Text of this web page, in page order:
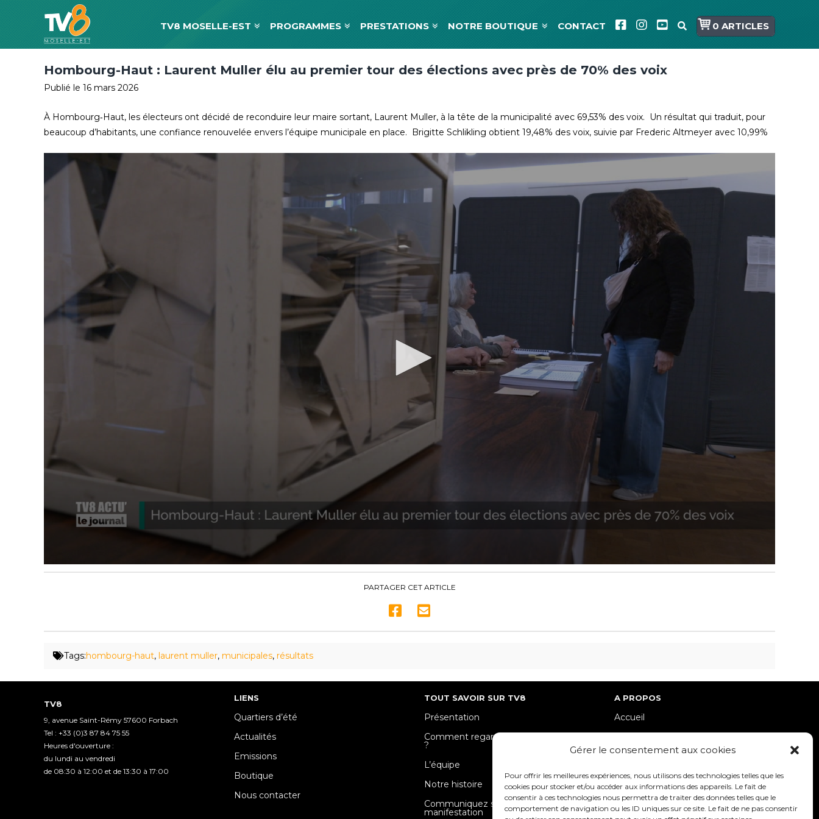
Gérer le consentement aux cookies
Pour offrir les meilleures expériences, nous utilisons des technologies telles que les
cookies pour stocker et/ou accéder aux informations des appareils. Le fait de
consentir à ces technologies nous permettra de traiter des données telles que le
comportement de navigation ou les ID uniques sur ce site. Le fait de ne pas consentir
TV8 MOSELLE-EST PROGRAMMES PRESTATIONS NOTRE BOUTIQUE CONTACT 0 ARTICLES
Hombourg-Haut : Laurent Muller élu au premier tour des élections avec près de 70% des voix
Publié le 16 mars 2026
À Hombourg‑Haut, les électeurs ont décidé de reconduire leur maire sortant, Laurent Muller, à la tête de la municipalité avec 69,53% des voix. Un résultat qui traduit, pour
beaucoup d’habitants, une confiance renouvelée envers l’équipe municipale en place. Brigitte Schlikling obtient 19,48% des voix, suivie par Frederic Altmeyer avec 10,99%
PARTAGER CET ARTICLE
Tags:hombourg-haut, laurent muller, municipales, résultats
TV8
9, avenue Saint-Rémy 57600 Forbach
Tel : +33 (0)3 87 84 75 55
Heures d'ouverture :
du lundi au vendredi
de 08:30 à 12:00 et de 13:30 à 17:00
LIENS
Quartiers d’été
Actualités
Emissions
Boutique
Nous contacter
TOUT SAVOIR SUR TV8
Présentation
Comment regarder TV8 Moselle-Est
?
L’équipe
Notre histoire
Communiquez sur votre
manifestation
A PROPOS
Accueil
Mentions Légales / Crédits
Politique de cookies (UE)
Politique de confidentialité – RGPD